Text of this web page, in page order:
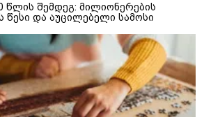
წლის შემდეგ: მილიონერების
წესი და აუცილებელი სამოსი